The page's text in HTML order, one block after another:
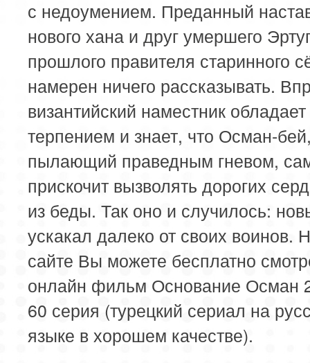
113 серия 114 серия 115 серия
117 серия
118 серия 119 серия
121 серия
122 серия 123 серия
с недоумением. Преданный
нового хана и друг умершего
прошлого правителя старинного
намерен ничего рассказывать.
византийский наместник
терпением и знает, что Осман-
пылающий праведным гневом,
прискочит вызволять дорогих
из беды. Так оно и случилось:
ускакал далеко от своих воинов.
сайте Вы можете бесплатно
онлайн фильм Основание Осман
60 серия (турецкий сериал на
языке в хорошем качестве).